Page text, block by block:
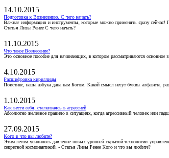
14.10.2015
Подготовка к Вознесению. С чего начать?
Важная информация и инструменты, которые можно применять сразу сейчас!
Статья Лизы Ренее С чего начать?
11.10.2015
Что такое Вознесение?
Это основное пособие для начинающих, в котором рассматриваются
4.10.2015
Расшифровка кириллицы
Поистине, наша азбука дана нам Богом. Какой смысл несут буквы алфавита,
1.10.2015
Как вести себя, сталкиваясь в агрессией
Абсолютно железное правило в ситуациях, когда агрессивный человек или
27.09.2015
Кого и что вы любите?
Этим летом усилилось давление новых уровней скрытой технологии
секретной космонавтикой. - Статья Лизы Ренее Кого и что вы любите?